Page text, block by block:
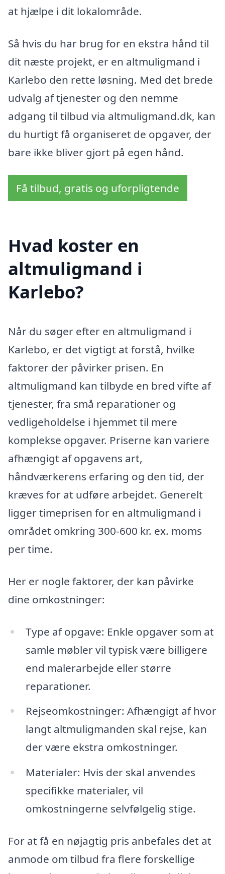
at hjælpe i dit lokalområde.
Så hvis du har brug for en ekstra hånd til
dit næste projekt, er en altmuligmand i
Karlebo den rette løsning. Med det brede
udvalg af tjenester og den nemme
adgang til tilbud via altmuligmand.dk, kan
du hurtigt få organiseret de opgaver, der
bare ikke bliver gjort på egen hånd.
Få tilbud, gratis og uforpligtende
Hvad koster en
altmuligmand i
Karlebo?
Når du søger efter en altmuligmand i
Karlebo, er det vigtigt at forstå, hvilke
faktorer der påvirker prisen. En
altmuligmand kan tilbyde en bred vifte af
tjenester, fra små reparationer og
vedligeholdelse i hjemmet til mere
komplekse opgaver. Priserne kan variere
afhængigt af opgavens art,
håndværkerens erfaring og den tid, der
kræves for at udføre arbejdet. Generelt
ligger timeprisen for en altmuligmand i
området omkring 300-600 kr. ex. moms
per time.
Her er nogle faktorer, der kan påvirke
dine omkostninger:
Type af opgave: Enkle opgaver som at
samle møbler vil typisk være billigere
end malerarbejde eller større
reparationer.
Rejseomkostninger: Afhængigt af hvor
langt altmuligmanden skal rejse, kan
der være ekstra omkostninger.
Materialer: Hvis der skal anvendes
specifikke materialer, vil
omkostningerne selvfølgelig stige.
For at få en nøjagtig pris anbefales det at
anmode om tilbud fra flere forskellige